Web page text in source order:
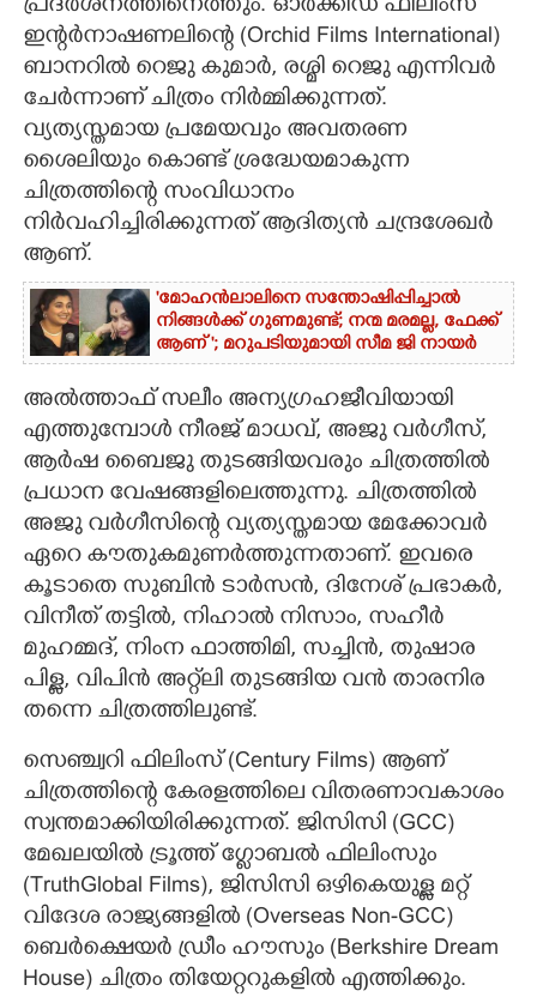
ZOOM
CONTACT US
പ്രദർശനത്തിനെത്തും. ഓർക്കിഡ് ഫിലിംസ്
ഇന്റർനാഷണലിന്റെ (Orchid Films International)
ബാനറിൽ റെജു കുമാർ, രശ്മി റെജു എന്നിവർ
ചേർന്നാണ് ചിത്രം നിർമ്മിക്കുന്നത്.
വ്യത്യസ്തമായ പ്രമേയവും അവതരണ
ശൈലിയും കൊണ്ട് ശ്രദ്ധേയമാകുന്ന
ചിത്രത്തിന്റെ സംവിധാനം
നിർവഹിച്ചിരിക്കുന്നത് ആദിത്യൻ ചന്ദ്രശേഖർ
ആണ്.
'മോഹൻലാലിനെ സന്തോഷിപ്പിച്ചാൽ
നിങ്ങൾക്ക് ഗുണമുണ്ട്; നന്മ മരമല്ല, ഫേക്ക്
ആണ് '; മറുപടിയുമായി സീമ ജി നായർ
അൽത്താഫ് സലീം അന്യഗ്രഹജീവിയായി
എത്തുമ്പോൾ നീരജ് മാധവ്, അജു വർഗീസ്,
ആർഷ ബൈജു തുടങ്ങിയവരും ചിത്രത്തിൽ
പ്രധാന വേഷങ്ങളിലെത്തുന്നു. ചിത്രത്തിൽ
അജു വർഗീസിന്റെ വ്യത്യസ്തമായ മേക്കോവർ
ഏറെ കൗതുകമുണർത്തുന്നതാണ്. ഇവരെ
കൂടാതെ സുബിൻ ടാർസൻ, ദിനേശ് പ്രഭാകർ,
വിനീത് തട്ടിൽ, നിഹാൽ നിസാം, സഹീർ
മുഹമ്മദ്, നിംന ഫാത്തിമി, സച്ചിൻ, തുഷാര
പിള്ള, വിപിൻ അറ്റ്‌ലി തുടങ്ങിയ വൻ താരനിര
തന്നെ ചിത്രത്തിലുണ്ട്.
സെഞ്ച്വറി ഫിലിംസ് (Century Films) ആണ്
ചിത്രത്തിന്റെ കേരളത്തിലെ വിതരണാവകാശം
സ്വന്തമാക്കിയിരിക്കുന്നത്. ജിസിസി (GCC)
മേഖലയിൽ ട്രൂത്ത് ഗ്ലോബൽ ഫിലിംസും
(TruthGlobal Films), ജിസിസി ഒഴികെയുള്ള മറ്റ്
വിദേശ രാജ്യങ്ങളിൽ (Overseas Non-GCC)
ബെർക്ഷെയർ ഡ്രീം ഹൗസും (Berkshire Dream
House) ചിത്രം തിയേറ്ററുകളിൽ എത്തിക്കും.